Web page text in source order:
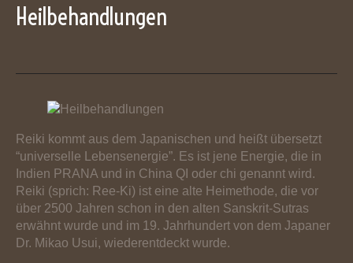
Heilbehandlungen
Reiki kommt aus dem Japanischen und heißt übersetzt
“universelle Lebensenergie”. Es ist jene Energie, die in
Indien PRANA und in China QI oder chi genannt wird.
Reiki (sprich: Ree-Ki) ist eine alte Heimethode, die vor
über 2500 Jahren schon in den alten Sanskrit-Sutras
erwähnt wurde und im 19. Jahrhundert von dem Japaner
Dr. Mikao Usui, wiederentdeckt wurde.